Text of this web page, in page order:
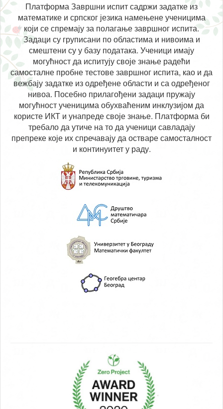
Платформа Завршни испит садржи задатке из
математике и српског језика намењене ученицима
који се спремају за полагање завршног испита.
Задаци су груписани по областима и нивоима и
смештени су у базу података. Ученици имају
могућност да испитују своје знање радећи
самосталне пробне тестове завршног испита, као и да
вежбају задатке из одређене области и са одређеног
нивоа. Посебно прилагођени задаци пружају
могућност ученицима обухваћеним инклузијом да
користе ИКТ и унапреде своје знање. Платформа би
требало да утиче на то да ученици савладају
препреке које их спречавају да остваре самосталност
и континуитет у раду.